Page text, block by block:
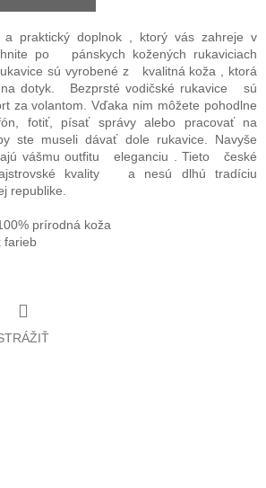
a praktický doplnok , ktorý vás zahreje v
po
pánskych kožených rukaviciach
sú vyrobené z kvalitná koža , ktorá
dotyk.
Bezprsté vodičské rukavice
sú
za volantom. Vďaka nim môžete pohodlne
fotiť, písať správy alebo pracovať na
ste museli dávať dole rukavice. Navyše
vášmu outfitu
eleganciu . Tieto
české
kvality
a nesú dlhú tradíciu
republike.
prírodná koža
farieb